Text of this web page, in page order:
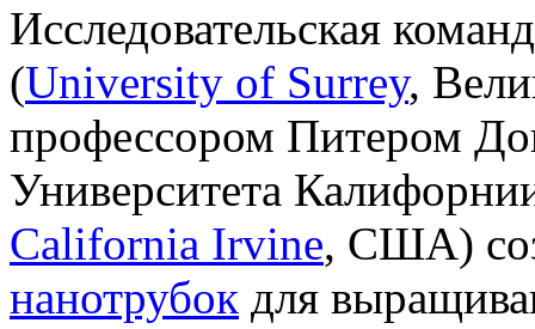
Исследовательская
(University of Surrey,
профессором Питером
Университета
California Irvine, США)
нанотрубок для